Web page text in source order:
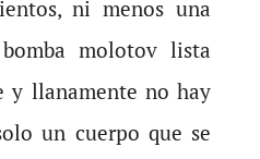
ni menos una
molotov lista
y llanamente no hay
un cuerpo que se